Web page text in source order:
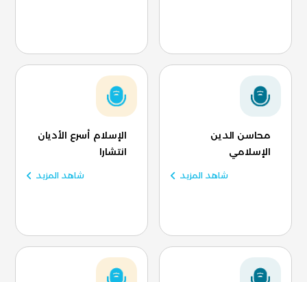
محاسن الدين
الإسلامي
شاهد المزيد
الإسلام أسرع الأديان
انتشارا
شاهد المزيد